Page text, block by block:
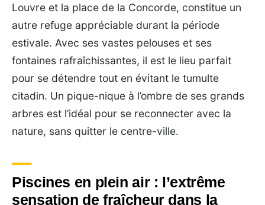
Louvre et la place de la Concorde, constitue un
autre refuge appréciable durant la période
estivale. Avec ses vastes pelouses et ses
fontaines rafraîchissantes, il est le lieu parfait
pour se détendre tout en évitant le tumulte
citadin. Un pique-nique à l’ombre de ses grands
arbres est l’idéal pour se reconnecter avec la
nature, sans quitter le centre-ville.
Piscines en plein air : l’extrême
sensation de fraîcheur dans la